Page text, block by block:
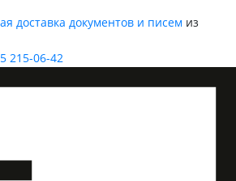
доставка документов и писем из
215-06-42